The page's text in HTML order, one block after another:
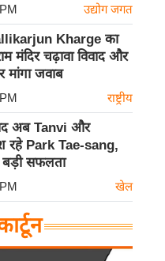
उद्योग जगत
Kharge का
मंदिर चढ़ावा विवाद और
मांगा जवाब
राष्ट्रीय
अब Tanvi और
रहे Park Tae-sang,
बड़ी सफलता
खेल